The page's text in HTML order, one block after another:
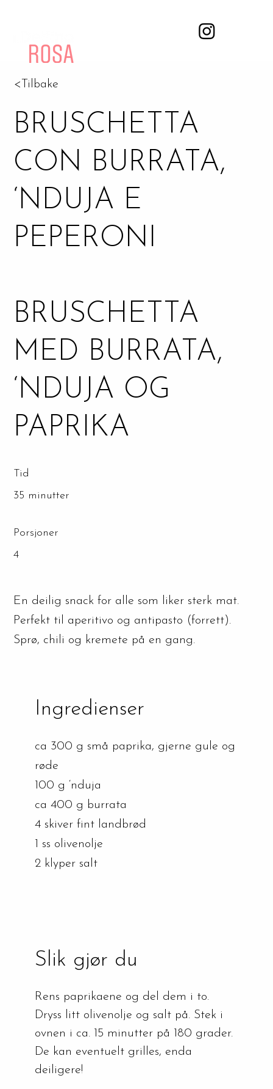
BRUSCHETTA
CON BURRATA,
‘NDUJA E
PEPERONI
BRUSCHETTA
MED BURRATA,
‘NDUJA OG
PAPRIKA
Tid
Porsjoner
35 minutter
4
En deilig snack for alle som liker sterk mat.
Perfekt til aperitivo og antipasto (forrett).
Sprø, chili og kremete på en gang.
Ingredienser
ca 300 g små paprika, gjerne gule og
røde
100 g ‘nduja
ca 400 g burrata
4 skiver fint landbrød
1 ss olivenolje
2 klyper salt
Slik gjør du
Rens paprikaene og del dem i to.
Dryss litt olivenolje og salt på. Stek i
ovnen i ca. 15 minutter på 180 grader.
De kan eventuelt grilles, enda
deiligere!
<Tilbake